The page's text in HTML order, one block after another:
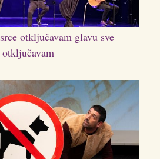
otključavam glavu sve
otključavam